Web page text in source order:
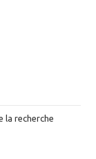
la recherche